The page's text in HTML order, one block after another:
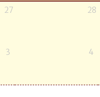
27 28
3 4